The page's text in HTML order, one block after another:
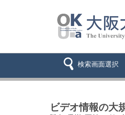
検索画面選択
ビデオ情報の大